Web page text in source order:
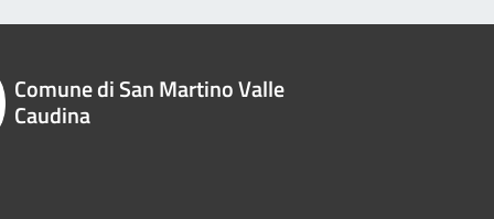
Comune di San Martino Valle
Caudina